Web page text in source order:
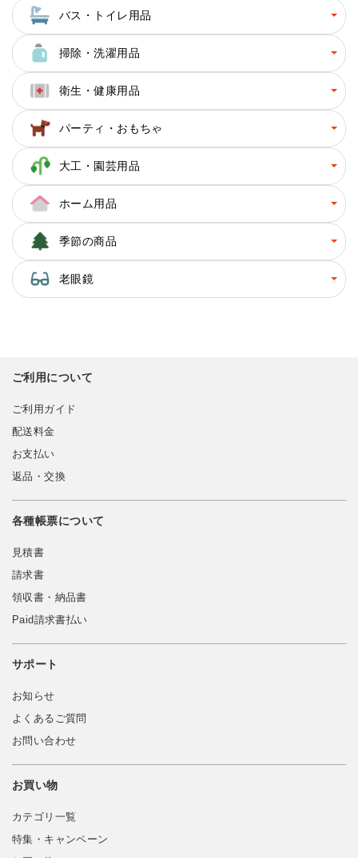
バス・トイレ用品
掃除・洗濯用品
衛生・健康用品
パーティ・おもちゃ
大工・園芸用品
ホーム用品
季節の商品
老眼鏡
ご利用について
ご利用ガイド
配送料金
お支払い
返品・交換
各種帳票について
見積書
請求書
領収書・納品書
Paid請求書払い
サポート
お知らせ
よくあるご質問
お問い合わせ
お買い物
カテゴリ一覧
特集・キャンペーン